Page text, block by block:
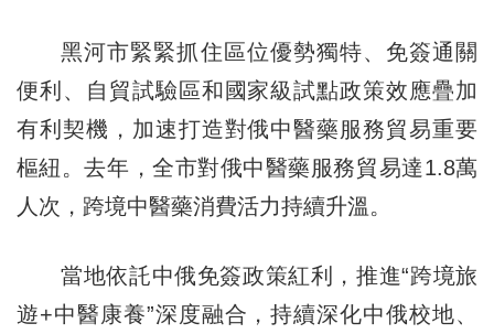
黑河市緊緊抓住區位優勢獨特、免簽通關
便利、自貿試驗區和國家級試點政策效應疊加
有利契機，加速打造對俄中醫藥服務貿易重要
樞紐。去年，全市對俄中醫藥服務貿易達1.8萬
人次，跨境中醫藥消費活力持續升溫。
當地依託中俄免簽政策紅利，推進“跨境旅
遊+中醫康養”深度融合，持續深化中俄校地、